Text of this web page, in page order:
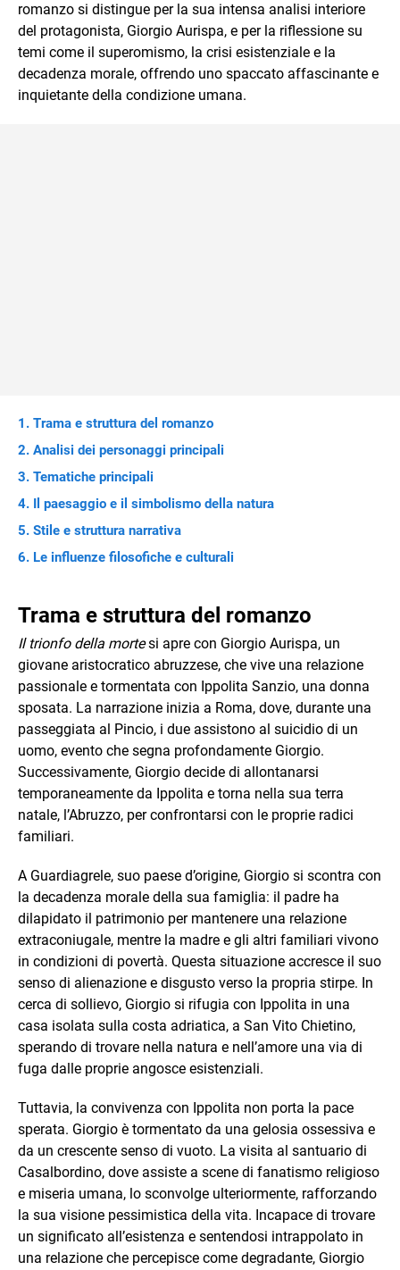
romanzo si distingue per la sua intensa analisi interiore
del protagonista, Giorgio Aurispa, e per la riflessione su
temi come il superomismo, la crisi esistenziale e la
decadenza morale, offrendo uno spaccato affascinante e
inquietante della condizione umana.
Trama e struttura del romanzo
Analisi dei personaggi principali
Tematiche principali
Il paesaggio e il simbolismo della natura
Stile e struttura narrativa
Le influenze filosofiche e culturali
Trama e struttura del romanzo
Il trionfo della mortesi apre con Giorgio Aurispa, un
giovane aristocratico abruzzese, che vive una relazione
passionale e tormentata con Ippolita Sanzio, una donna
sposata. La narrazione inizia a Roma, dove, durante una
passeggiata al Pincio, i due assistono al suicidio di un
uomo, evento che segna profondamente Giorgio.
Successivamente, Giorgio decide di allontanarsi
temporaneamente da Ippolita e torna nella sua terra
natale, l’Abruzzo, per confrontarsi con le proprie radici
familiari.
A Guardiagrele, suo paese d’origine, Giorgio si scontra con
la decadenza morale della sua famiglia: il padre ha
dilapidato il patrimonio per mantenere una relazione
extraconiugale, mentre la madre e gli altri familiari vivono
in condizioni di povertà. Questa situazione accresce il suo
senso di alienazione e disgusto verso la propria stirpe. In
cerca di sollievo, Giorgio si rifugia con Ippolita in una
casa isolata sulla costa adriatica, a San Vito Chietino,
sperando di trovare nella natura e nell’amore una via di
fuga dalle proprie angosce esistenziali.
Tuttavia, la convivenza con Ippolita non porta la pace
sperata. Giorgio è tormentato da una gelosia ossessiva e
da un crescente senso di vuoto. La visita al santuario di
Casalbordino, dove assiste a scene di fanatismo religioso
e miseria umana, lo sconvolge ulteriormente, rafforzando
la sua visione pessimistica della vita. Incapace di trovare
un significato all’esistenza e sentendosi intrappolato in
una relazione che percepisce come degradante, Giorgio